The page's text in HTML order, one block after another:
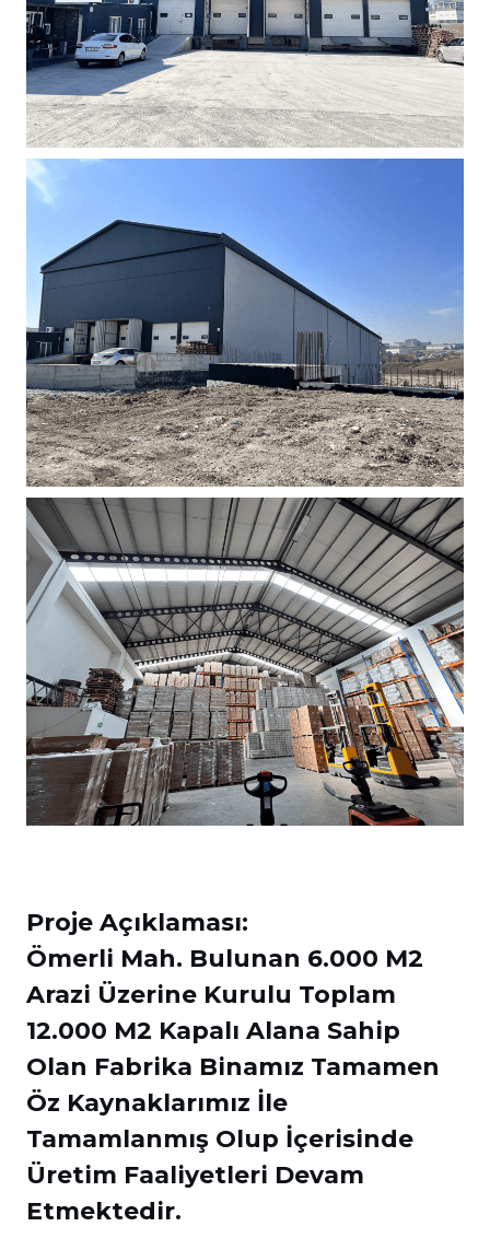
Proje Açıklaması:
Ömerli Mah. Bulunan 6.000 M2
Arazi Üzerine Kurulu Toplam
12.000 M2 Kapalı Alana Sahip
Olan Fabrika Binamız Tamamen
Öz Kaynaklarımız İle
Tamamlanmış Olup İçerisinde
Üretim Faaliyetleri Devam
Etmektedir.